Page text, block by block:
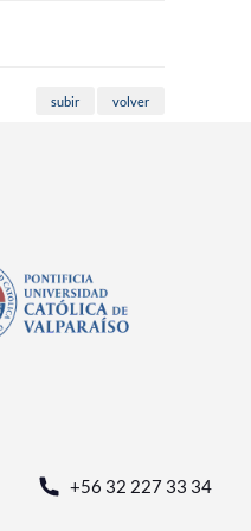
subir volver
+56 32 227 33 34